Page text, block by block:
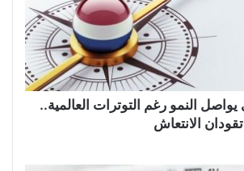
يواصل النمو رغم التوترات العالمية..
تقودان الانتعاش